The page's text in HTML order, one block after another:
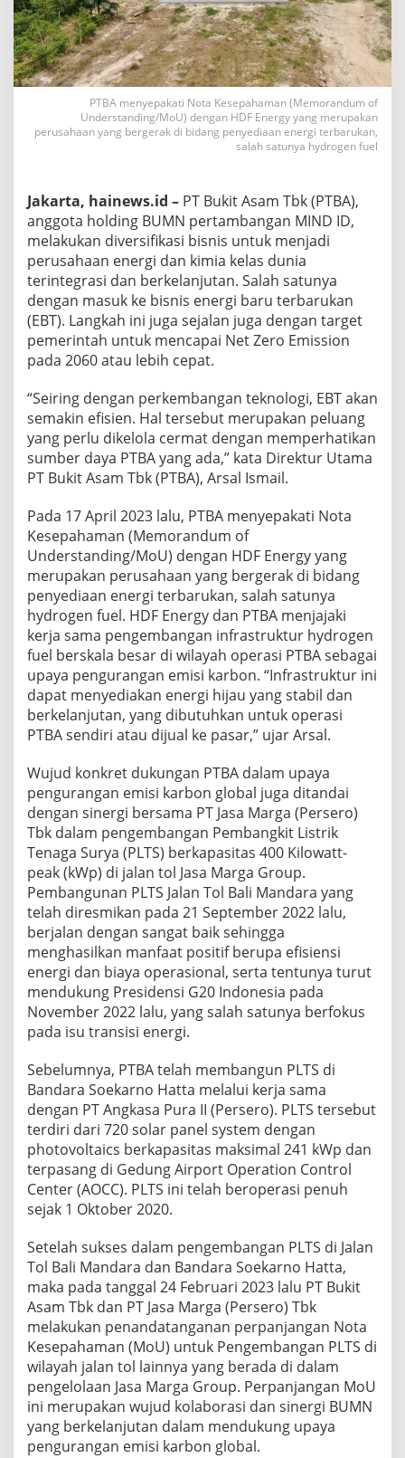
PTBA menyepakati Nota Kesepahaman (Memorandum of
Understanding/MoU) dengan HDF Energy yang merupakan
perusahaan yang bergerak di bidang penyediaan energi terbarukan,
salah satunya hydrogen fuel
Jakarta, hainews.id – PT Bukit Asam Tbk (PTBA),
anggota holding BUMN pertambangan MIND ID,
melakukan diversifikasi bisnis untuk menjadi
perusahaan energi dan kimia kelas dunia
terintegrasi dan berkelanjutan. Salah satunya
dengan masuk ke bisnis energi baru terbarukan
(EBT). Langkah ini juga sejalan juga dengan target
pemerintah untuk mencapai Net Zero Emission
pada 2060 atau lebih cepat.
“Seiring dengan perkembangan teknologi, EBT akan
semakin efisien. Hal tersebut merupakan peluang
yang perlu dikelola cermat dengan memperhatikan
sumber daya PTBA yang ada,” kata Direktur Utama
PT Bukit Asam Tbk (PTBA), Arsal Ismail.
Pada 17 April 2023 lalu, PTBA menyepakati Nota
Kesepahaman (Memorandum of
Understanding/MoU) dengan HDF Energy yang
merupakan perusahaan yang bergerak di bidang
penyediaan energi terbarukan, salah satunya
hydrogen fuel. HDF Energy dan PTBA menjajaki
kerja sama pengembangan infrastruktur hydrogen
fuel berskala besar di wilayah operasi PTBA sebagai
upaya pengurangan emisi karbon. “Infrastruktur ini
dapat menyediakan energi hijau yang stabil dan
berkelanjutan, yang dibutuhkan untuk operasi
PTBA sendiri atau dijual ke pasar,” ujar Arsal.
Wujud konkret dukungan PTBA dalam upaya
pengurangan emisi karbon global juga ditandai
dengan sinergi bersama PT Jasa Marga (Persero)
Tbk dalam pengembangan Pembangkit Listrik
Tenaga Surya (PLTS) berkapasitas 400 Kilowatt-
peak (kWp) di jalan tol Jasa Marga Group.
Pembangunan PLTS Jalan Tol Bali Mandara yang
telah diresmikan pada 21 September 2022 lalu,
berjalan dengan sangat baik sehingga
menghasilkan manfaat positif berupa efisiensi
energi dan biaya operasional, serta tentunya turut
mendukung Presidensi G20 Indonesia pada
November 2022 lalu, yang salah satunya berfokus
pada isu transisi energi.
Sebelumnya, PTBA telah membangun PLTS di
Bandara Soekarno Hatta melalui kerja sama
dengan PT Angkasa Pura II (Persero). PLTS tersebut
terdiri dari 720 solar panel system dengan
photovoltaics berkapasitas maksimal 241 kWp dan
terpasang di Gedung Airport Operation Control
Center (AOCC). PLTS ini telah beroperasi penuh
sejak 1 Oktober 2020.
Setelah sukses dalam pengembangan PLTS di Jalan
Tol Bali Mandara dan Bandara Soekarno Hatta,
maka pada tanggal 24 Februari 2023 lalu PT Bukit
Asam Tbk dan PT Jasa Marga (Persero) Tbk
melakukan penandatanganan perpanjangan Nota
Kesepahaman (MoU) untuk Pengembangan PLTS di
wilayah jalan tol lainnya yang berada di dalam
pengelolaan Jasa Marga Group. Perpanjangan MoU
ini merupakan wujud kolaborasi dan sinergi BUMN
yang berkelanjutan dalam mendukung upaya
pengurangan emisi karbon global.